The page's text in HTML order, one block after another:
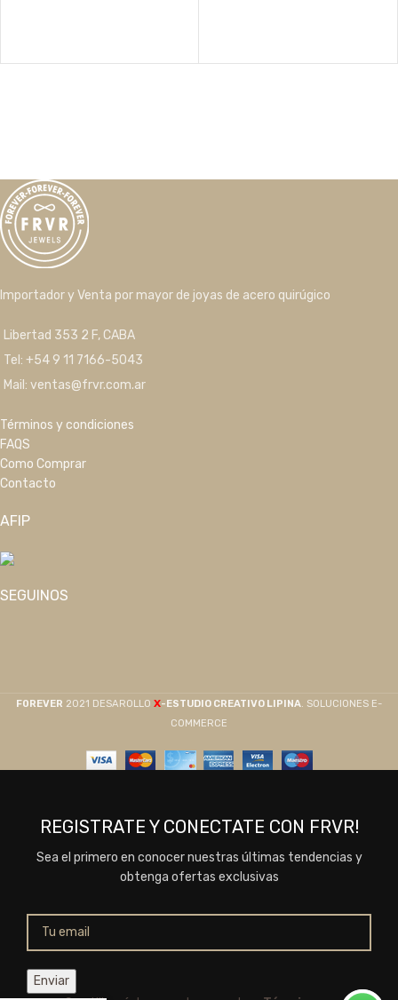
Importador y Venta por mayor de joyas de acero quirúgico
Libertad 353 2 F, CABA
Tel: +54 9 11 7166-5043
Mail: ventas@frvr.com.ar
Términos y condiciones
FAQS
Como Comprar
Contacto
AFIP
SEGUINOS
F0REVER 2021 DESAROLLO X-ESTUDIO CREATIVO LIPINA . SOLUCIONES E-
COMMERCE
REGISTRATE Y CONECTATE CON FRVR!
Sea el primero en conocer nuestras últimas tendencias y
obtenga ofertas exclusivas